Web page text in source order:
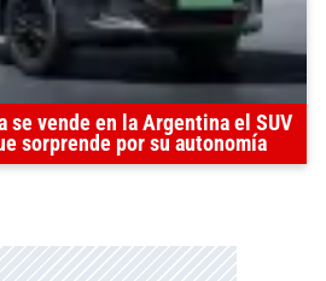
se vende en la Argentina el SUV
sorprende por su autonomía